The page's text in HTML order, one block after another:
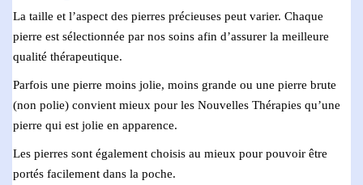
La taille et l’aspect des pierres précieuses peut varier. Chaque
pierre est sélectionnée par nos soins afin d’assurer la meilleure
qualité thérapeutique.
Parfois une pierre moins jolie, moins grande ou une pierre brute
(non polie) convient mieux pour les Nouvelles Thérapies qu’une
pierre qui est jolie en apparence.
Les pierres sont également choisis au mieux pour pouvoir être
portés facilement dans la poche.